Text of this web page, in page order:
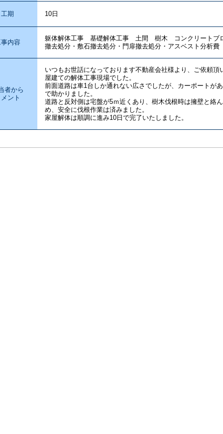
工期 10日
内容
躯体解体工事 基礎解体工事 土間 樹木 コンクリート
撤去処分・敷石撤去処分・門扉撤去処分・アスベスト分析費
者から
ント
いつもお世話になっております不動産会社様より、ご依頼頂
屋建ての解体工事現場でした。
前面道路は車1台しか通れない広さでしたが、カーポートが
で助かりました。
道路と反対側は宅盤が5ｍ近くあり、樹木伐根時は擁壁と絡
め、安全に伐根作業は済みました。
家屋解体は順調に進み10日で完了いたしました。